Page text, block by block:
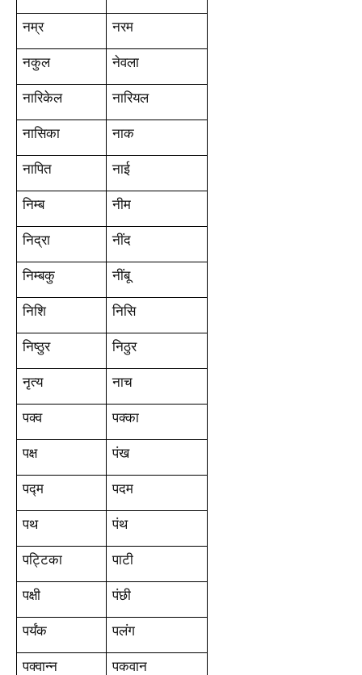
नम्र नरम
नकुल नेवला
नारिकेल नारियल
नासिका नाक
नापित नाई
निम्ब नीम
निद्रा नींद
निम्बकु नींबू
निशि निसि
निष्ठुर निठुर
नृत्य नाच
पक्व पक्का
पक्ष पंख
पद्म पदम
पथ पंथ
पट्टिका पाटी
पक्षी पंछी
पर्यंक पलंग
पक्वान्न पकवान